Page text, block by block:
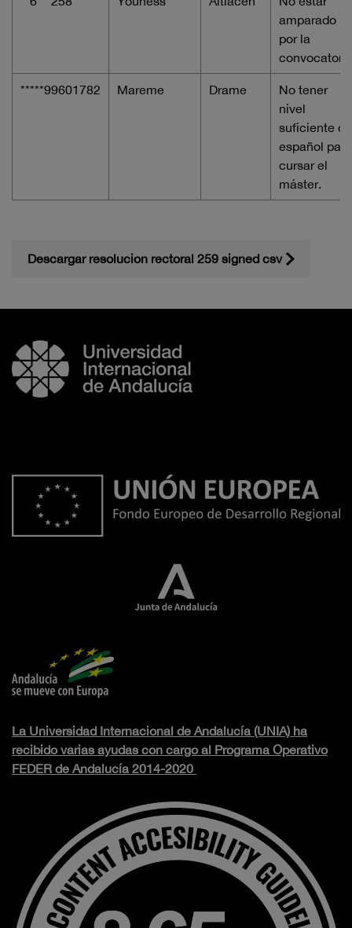
amparado
por la
convocatoria
*****99601782 Mareme Drame
No tener
nivel
suficiente de
español para
cursar el
máster.
Descargar resolucion rectoral 259 signed csv
La Universidad Internacional de Andalucía (UNIA) ha
recibido varias ayudas con cargo al Programa Operativo
FEDER de Andalucía 2014-2020